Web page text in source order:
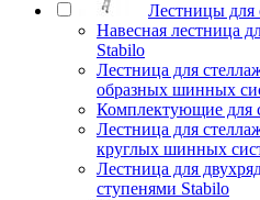
Лестницы для
Навесная лестница
Stabilo
Лестница для
образных шинных
Комплектующие для
Лестница для
круглых шинных
Лестница для
ступенями Stabilo